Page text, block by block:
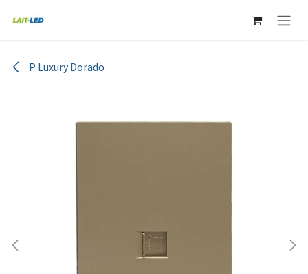
P Luxury Dorado